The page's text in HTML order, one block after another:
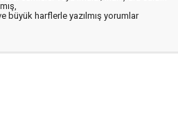
büyük harflerle yazılmış yorumlar